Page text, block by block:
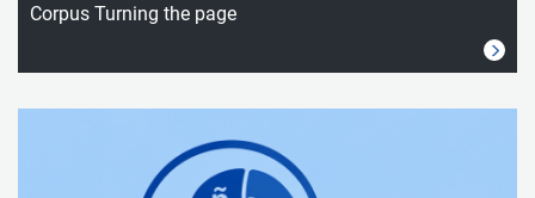
Corpus Turning the page